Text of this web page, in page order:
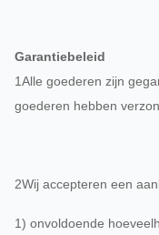
Garantiebeleid
1Alle goederen zijn
goederen hebben
2Wij accepteren een
1) onvoldoende